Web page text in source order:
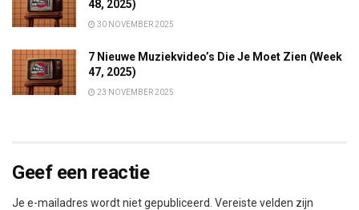
48, 2025)
30 NOVEMBER 2025
7 Nieuwe Muziekvideo’s Die Je Moet Zien (Week
47, 2025)
23 NOVEMBER 2025
Geef een reactie
Je e-mailadres wordt niet gepubliceerd. Vereiste velden zijn